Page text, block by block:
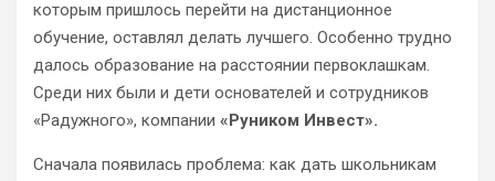
которым пришлось перейти на дистанционное
обучение, оставлял делать лучшего. Особенно трудно
далось образование на расстоянии первоклашкам.
Среди них были и дети основателей и сотрудников
«Радужного», компании «Руником Инвест».
Сначала появилась проблема: как дать школьникам